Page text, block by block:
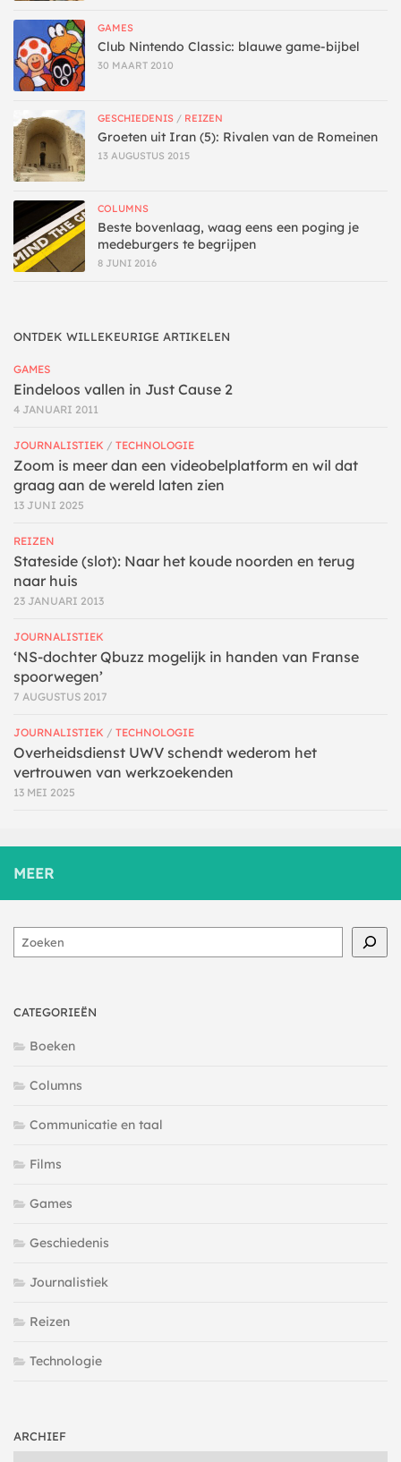
GAMES
Club Nintendo Classic: blauwe game-bijbel
30 MAART 2010
GESCHIEDENIS / REIZEN
Groeten uit Iran (5): Rivalen van de Romeinen
13 AUGUSTUS 2015
COLUMNS
Beste bovenlaag, waag eens een poging je
medeburgers te begrijpen
8 JUNI 2016
ONTDEK WILLEKEURIGE ARTIKELEN
GAMES
Eindeloos vallen in Just Cause 2
4 JANUARI 2011
JOURNALISTIEK / TECHNOLOGIE
Zoom is meer dan een videobelplatform en wil dat
graag aan de wereld laten zien
13 JUNI 2025
REIZEN
Stateside (slot): Naar het koude noorden en terug
naar huis
23 JANUARI 2013
JOURNALISTIEK
‘NS-dochter Qbuzz mogelijk in handen van Franse
spoorwegen’
7 AUGUSTUS 2017
JOURNALISTIEK / TECHNOLOGIE
Overheidsdienst UWV schendt wederom het
vertrouwen van werkzoekenden
13 MEI 2025
MEER
Zoeken
CATEGORIEËN
Boeken
Columns
Communicatie en taal
Films
Games
Geschiedenis
Journalistiek
Reizen
Technologie
ARCHIEF